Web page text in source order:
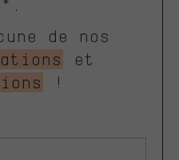
de nos
et
!